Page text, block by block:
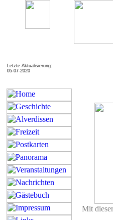
Letzte Aktualisierung:
05-07-2020
Mit